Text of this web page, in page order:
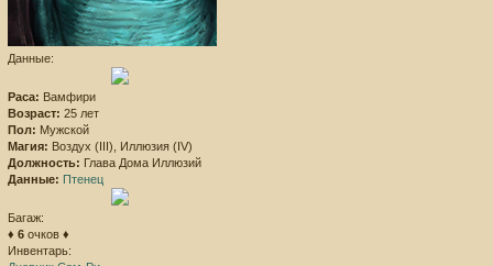
Данные:
Раса: Вамфири
Возраст: 25 лет
Пол: Мужской
Магия: Воздух (III), Иллюзия (IV)
Должность: Глава Дома Иллюзий
Данные: Птенец
Багаж:
♦ 6 очков ♦
Инвентарь: